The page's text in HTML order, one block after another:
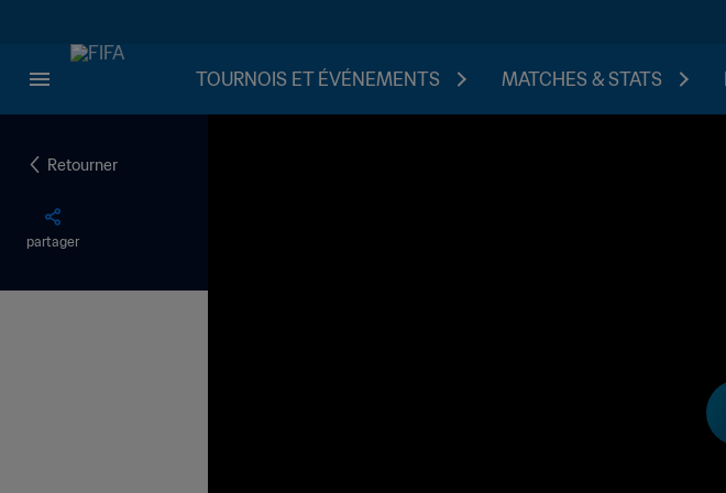
TOURNOIS ET ÉVÉNEMENTS MATCHES & STATS
Retourner
partager